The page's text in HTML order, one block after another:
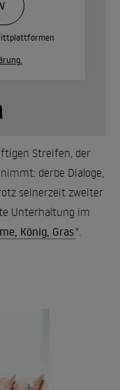
Streifen, der
derbe Dialoge,
seinerzeit zweiter
Unterhaltung im
König, Gras".